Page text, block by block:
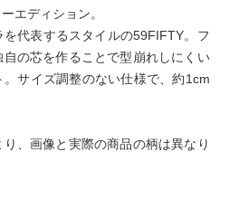
エディション。
代表するスタイルの59FIFTY。フ
の芯を作ることで型崩れしにくい
サイズ調整のない仕様で、約1cm
、画像と実際の商品の柄は異なり